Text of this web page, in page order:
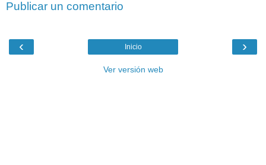
Publicar un comentario
‹ ›
Inicio
Ver versión web